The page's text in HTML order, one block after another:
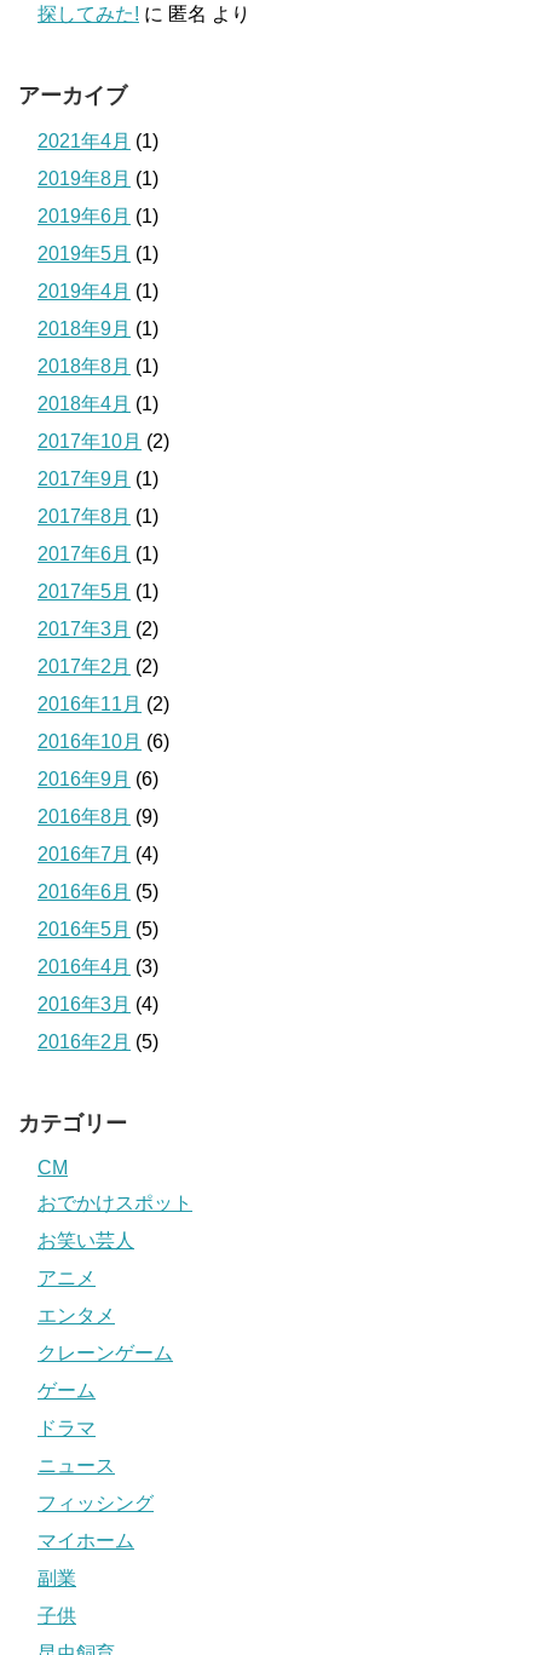
探してみた! に 匿名 より
アーカイブ
2021年4月 (1)
2019年8月 (1)
2019年6月 (1)
2019年5月 (1)
2019年4月 (1)
2018年9月 (1)
2018年8月 (1)
2018年4月 (1)
2017年10月 (2)
2017年9月 (1)
2017年8月 (1)
2017年6月 (1)
2017年5月 (1)
2017年3月 (2)
2017年2月 (2)
2016年11月 (2)
2016年10月 (6)
2016年9月 (6)
2016年8月 (9)
2016年7月 (4)
2016年6月 (5)
2016年5月 (5)
2016年4月 (3)
2016年3月 (4)
2016年2月 (5)
カテゴリー
CM
おでかけスポット
お笑い芸人
アニメ
エンタメ
クレーンゲーム
ゲーム
ドラマ
ニュース
フィッシング
マイホーム
副業
子供